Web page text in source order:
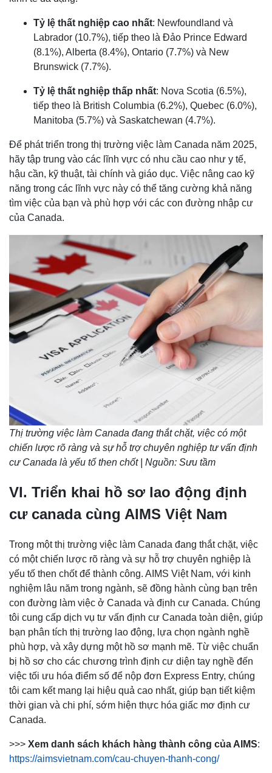
Tỷ lệ thất nghiệp cao nhất: Newfoundland và
Labrador (10.7%), tiếp theo là Đảo Prince Edward
(8.1%), Alberta (8.4%), Ontario (7.7%) và New
Brunswick (7.7%).
Tỷ lệ thất nghiệp thấp nhất: Nova Scotia (6.5%),
tiếp theo là British Columbia (6.2%), Quebec (6.0%),
Manitoba (5.7%) và Saskatchewan (4.7%).
Để phát triển trong thị trường việc làm Canada năm 2025,
hãy tập trung vào các lĩnh vực có nhu cầu cao như y tế,
hậu cần, kỹ thuật, tài chính và giáo dục. Việc nâng cao kỹ
năng trong các lĩnh vực này có thể tăng cường khả năng
tìm việc của bạn và phù hợp với các con đường nhập cư
của Canada.
Thị trường việc làm Canada đang thắt chặt, việc có một
chiến lược rõ ràng và sự hỗ trợ chuyên nghiệp tư vấn định
cư Canada là yếu tố then chốt | Nguồn: Sưu tầm
VI. Triển khai hồ sơ lao động định
cư canada cùng AIMS Việt Nam
Trong một thị trường việc làm Canada đang thắt chặt, việc
có một chiến lược rõ ràng và sự hỗ trợ chuyên nghiệp là
yếu tố then chốt để thành công. AIMS Việt Nam, với kinh
nghiệm lâu năm trong ngành, sẽ đồng hành cùng bạn trên
con đường làm việc ở Canada và định cư Canada. Chúng
tôi cung cấp dịch vụ tư vấn định cư Canada toàn diện, giúp
bạn phân tích thị trường lao động, lựa chọn ngành nghề
phù hợp, và xây dựng một hồ sơ mạnh mẽ. Từ việc chuẩn
bị hồ sơ cho các chương trình định cư diện tay nghề đến
việc tối ưu hóa điểm số để nộp đơn Express Entry, chúng
tôi cam kết mang lại hiệu quả cao nhất, giúp bạn tiết kiệm
thời gian và chi phí, sớm hiện thực hóa giấc mơ định cư
Canada.
>>> Xem danh sách khách hàng thành công của AIMS:
https://aimsvietnam.com/cau-chuyen-thanh-cong/